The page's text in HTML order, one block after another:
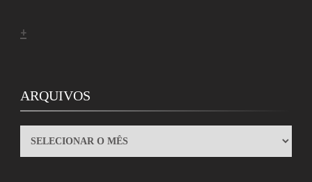
+
ARQUIVOS
ARQUIVOS